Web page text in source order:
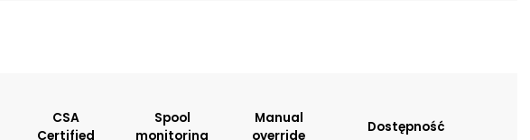
CSA
Certified
Spool
monitoring
Manual
override
Dostępność